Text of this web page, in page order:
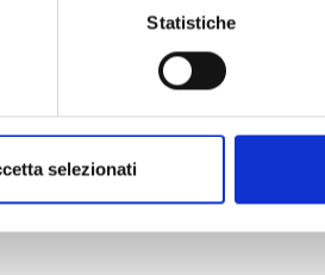
Statistiche
selezionati